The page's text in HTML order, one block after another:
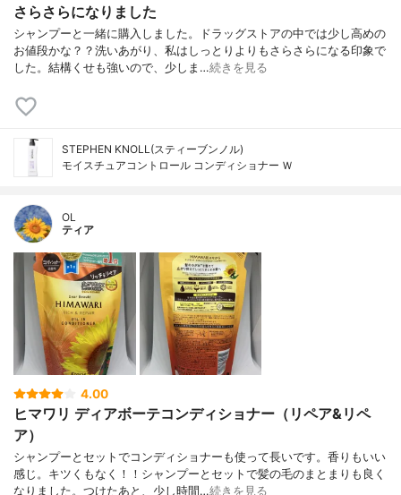
さらさらになりました
シャンプーと一緒に購入しました。ドラッグストアの中では少し高めの
お値段かな？？洗いあがり、私はしっとりよりもさらさらになる印象で
した。結構くせも強いので、少しま…続きを見る
STEPHEN KNOLL(スティーブンノル)
モイスチュアコントロール コンディショナー Ｗ
OL
ティア
4.00
ヒマワリ ディアボーテコンディショナー（リペア&リペ
ア）
シャンプーとセットでコンディショナーも使って長いです。香りもいい
感じ。キツくもなく！！シャンプーとセットで髪の毛のまとまりも良く
なりました。つけたあと、少し時間…続きを見る